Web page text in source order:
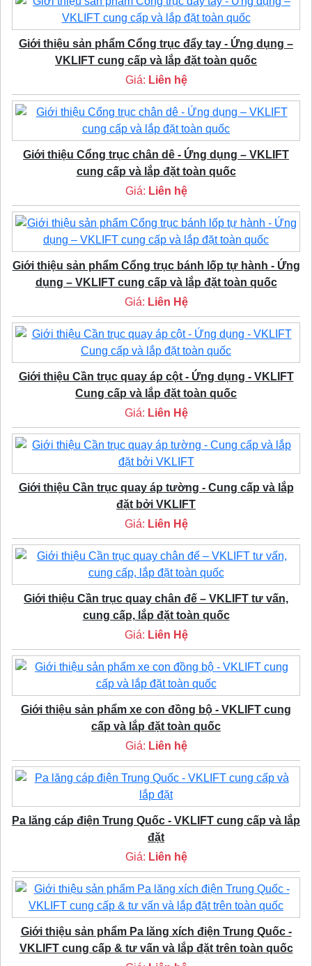
Giới thiệu sản phẩm Cổng trục đẩy tay - Ứng dụng –
VKLIFT cung cấp và lắp đặt toàn quốc
Giá: Liên hệ
Giới thiệu Cổng trục chân dê - Ứng dụng – VKLIFT
cung cấp và lắp đặt toàn quốc
Giá: Liên hệ
Giới thiệu sản phẩm Cổng trục bánh lốp tự hành - Ứng
dụng – VKLIFT cung cấp và lắp đặt toàn quốc
Giá: Liên Hệ
Giới thiệu Cần trục quay áp cột - Ứng dụng - VKLIFT
Cung cấp và lắp đặt toàn quốc
Giá: Liên Hệ
Giới thiệu Cần trục quay áp tường - Cung cấp và lắp
đặt bởi VKLIFT
Giá: Liên Hệ
Giới thiệu Cần trục quay chân đế – VKLIFT tư vấn,
cung cấp, lắp đặt toàn quốc
Giá: Liên Hệ
Giới thiệu sản phẩm xe con đồng bộ - VKLIFT cung
cấp và lắp đặt toàn quốc
Giá: Liên hệ
Pa lăng cáp điện Trung Quốc - VKLIFT cung cấp và lắp
đặt
Giá: Liên hệ
Giới thiệu sản phẩm Pa lăng xích điện Trung Quốc -
VKLIFT cung cấp & tư vấn và lắp đặt trên toàn quốc